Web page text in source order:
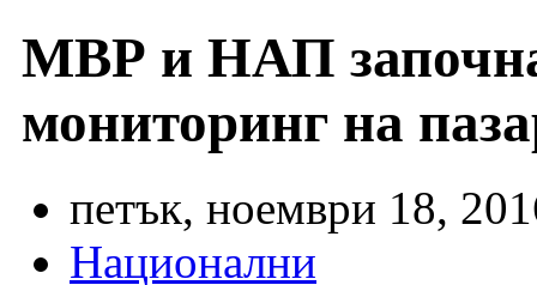
МВР и НАП
мониторинг на
петък, ноември 18,
Национални